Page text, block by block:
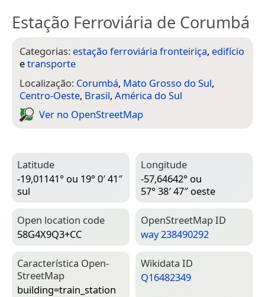
Estação Ferroviária de Corumbá
Categorias: estação ferroviária fronteiriça, edifício
etransporte
Localização: Corumbá, Mato Grosso do Sul,
Centro-Oeste, Brasil, América do Sul
Ver no Open­Street­Map
Latitude
-19,01141° ou 19° 0′ 41″
sul
Longitude
-57,64642° ou
57° 38′ 47″ oeste
Open location code
58G4X9Q3+CC
Open­Street­Map ID
way 238490292
Característica Open­
Street­Map
building=­train_station
Wiki­data ID
Q16482349